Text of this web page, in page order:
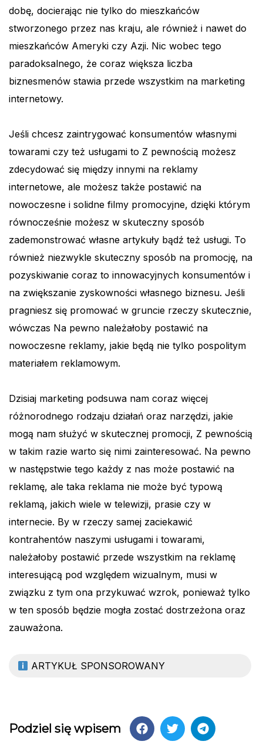
dobę, docierając nie tylko do mieszkańców
stworzonego przez nas kraju, ale również i nawet do
mieszkańców Ameryki czy Azji. Nic wobec tego
paradoksalnego, że coraz większa liczba
biznesmenów stawia przede wszystkim na marketing
internetowy.
Jeśli chcesz zaintrygować konsumentów własnymi
towarami czy też usługami to Z pewnością możesz
zdecydować się między innymi na reklamy
internetowe, ale możesz także postawić na
nowoczesne i solidne filmy promocyjne, dzięki którym
równocześnie możesz w skuteczny sposób
zademonstrować własne artykuły bądź też usługi. To
również niezwykle skuteczny sposób na promocję, na
pozyskiwanie coraz to innowacyjnych konsumentów i
na zwiększanie zyskowności własnego biznesu. Jeśli
pragniesz się promować w gruncie rzeczy skutecznie,
wówczas Na pewno należałoby postawić na
nowoczesne reklamy, jakie będą nie tylko pospolitym
materiałem reklamowym.
Dzisiaj marketing podsuwa nam coraz więcej
różnorodnego rodzaju działań oraz narzędzi, jakie
mogą nam służyć w skutecznej promocji, Z pewnością
w takim razie warto się nimi zainteresować. Na pewno
w następstwie tego każdy z nas może postawić na
reklamę, ale taka reklama nie może być typową
reklamą, jakich wiele w telewizji, prasie czy w
internecie. By w rzeczy samej zaciekawić
kontrahentów naszymi usługami i towarami,
należałoby postawić przede wszystkim na reklamę
interesującą pod względem wizualnym, musi w
związku z tym ona przykuwać wzrok, ponieważ tylko
w ten sposób będzie mogła zostać dostrzeżona oraz
zauważona.
ARTYKUŁ SPONSOROWANY
Podziel się wpisem